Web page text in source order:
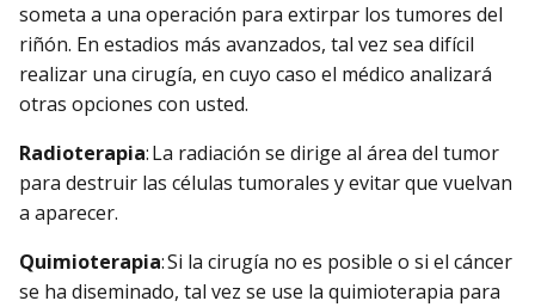
someta a una operación para extirpar los tumores del
riñón. En estadios más avanzados, tal vez sea difícil
realizar una cirugía, en cuyo caso el médico analizará
otras opciones con usted.
Radioterapia: La radiación se dirige al área del tumor
para destruir las células tumorales y evitar que vuelvan
a aparecer.
Quimioterapia: Si la cirugía no es posible o si el cáncer
se ha diseminado, tal vez se use la quimioterapia para